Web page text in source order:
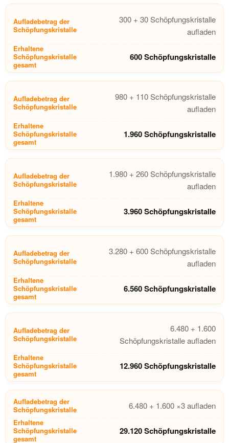
300 + 30 Schöpfungskristalle
aufladen
600 Schöpfungskristalle
980 + 110 Schöpfungskristalle
aufladen
1.960 Schöpfungskristalle
1.980 + 260 Schöpfungskristalle
aufladen
3.960 Schöpfungskristalle
3.280 + 600 Schöpfungskristalle
aufladen
6.560 Schöpfungskristalle
6.480 + 1.600
Schöpfungskristalle aufladen
12.960 Schöpfungskristalle
6.480 + 1.600 ×3 aufladen
29.120 Schöpfungskristalle